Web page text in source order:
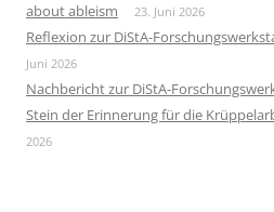
about ableism
23. Juni 2026
Reflexion zur DiStA-
Juni 2026
Nachbericht zur DiStA-
Stein der Erinnerung für die
2026